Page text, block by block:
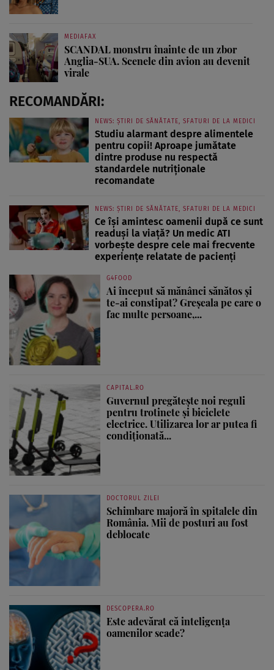
MEDIAFAX
SCANDAL monstru înainte de un zbor
Anglia-SUA. Scenele din avion au devenit
virale
RECOMANDĂRI:
NEWS: ȘTIRI DE SĂNĂTATE, SFATURI DE LA MEDICI
Studiu alarmant despre alimentele
pentru copii! Aproape jumătate
dintre produse nu respectă
standardele nutriționale
recomandate
NEWS: ȘTIRI DE SĂNĂTATE, SFATURI DE LA MEDICI
Ce își amintesc oamenii după ce sunt
readuși la viață? Un medic ATI
vorbește despre cele mai frecvente
experiențe relatate de pacienți
G4FOOD
Ai început să mănânci sănătos și
te-ai constipat? Greșeala pe care o
fac multe persoane,...
CAPITAL.RO
Guvernul pregătește noi reguli
pentru trotinete și biciclete
electrice. Utilizarea lor ar putea fi
condiționată...
DOCTORUL ZILEI
Schimbare majoră în spitalele din
România. Mii de posturi au fost
deblocate
DESCOPERA.RO
Este adevărat că inteligența
oamenilor scade?